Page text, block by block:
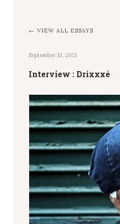
VIEW ALL ESSAYS
September 13, 2021
Interview : Drixxxé